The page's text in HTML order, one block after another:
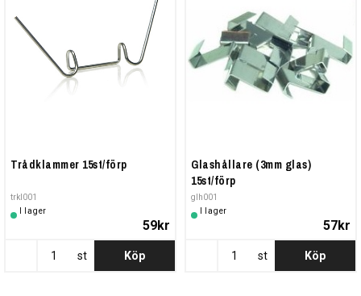
Trådklammer 15st/förp
trkl001
I lager
59kr
st Köp
Glashållare (3mm glas)
15st/förp
glh001
I lager
57kr
st Köp